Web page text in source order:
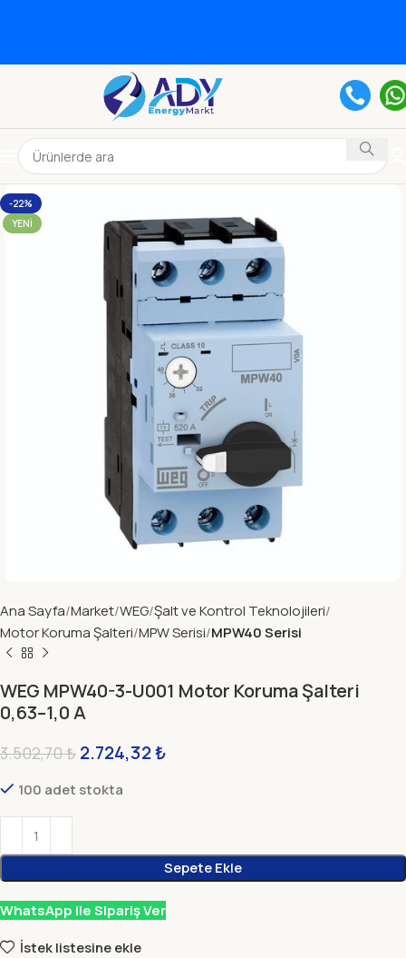
-22%
YENI
Ana Sayfa Market WEG Şalt ve Kontrol Teknolojileri
Motor Koruma Şalteri MPW Serisi MPW40 Serisi
WEG MPW40-3-U001 Motor Koruma Şalteri
0,63–1,0 A
3.502,70₺ 2.724,32₺
100 adet stokta
Sepete Ekle
WhatsApp ile Sipariş Ver
İstek listesine ekle